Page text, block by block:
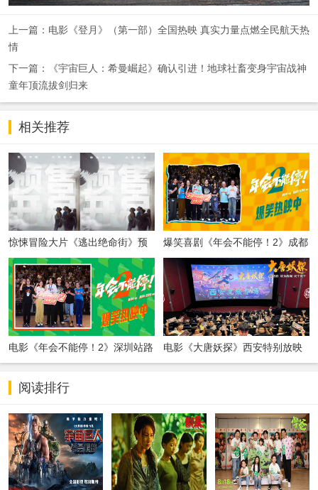
上一篇：电影《登月》（第一部）全国热映 真实力量点燃全民航天热
情
下一篇：《宇宙巨人：希曼崛起》确认引进！地球社畜变身宇宙战神
童年顶流拔剑归来
相关推荐
惊悚冒险大片《逃出绝命街》预
售开启 安妮海瑟薇直面恐龙围猎
爆笑喜剧《年会不能停！2》成都
站路演顺利举行 张若昀白客爆笑
整活走心输出
电影《年会不能停！2》深圳站路
演笑声不断 主创解读分享更多幕
电影《大唐妖探》西安特别放映
开启古城合家欢奇幻冒险！
阅读排行